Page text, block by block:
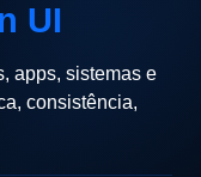
UI
apps, sistemas e
consistência,